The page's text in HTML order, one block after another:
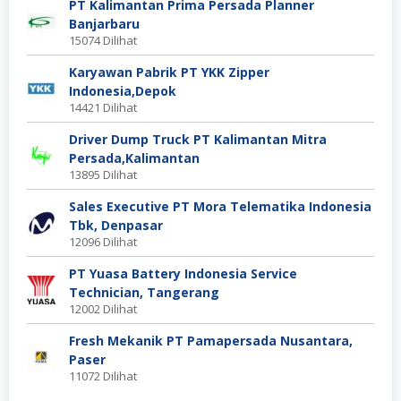
PT Kalimantan Prima Persada Planner
Banjarbaru
15074 Dilihat
Karyawan Pabrik PT YKK Zipper
Indonesia,Depok
14421 Dilihat
Driver Dump Truck PT Kalimantan Mitra
Persada,Kalimantan
13895 Dilihat
Sales Executive PT Mora Telematika Indonesia
Tbk, Denpasar
12096 Dilihat
PT Yuasa Battery Indonesia Service
Technician, Tangerang
12002 Dilihat
Fresh Mekanik PT Pamapersada Nusantara,
Paser
11072 Dilihat